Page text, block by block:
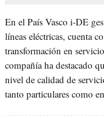
En el País Vasco i-DE
líneas eléctricas, cuenta
transformación en
compañía ha destacado
nivel de calidad de
tanto particulares como